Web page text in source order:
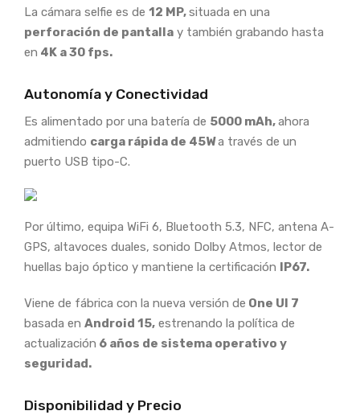
La cámara selfie es de 12 MP,situada en una
perforación de pantalla y también grabando hasta
en 4K a 30 fps.
Autonomía y Conectividad
Es alimentado por una batería de 5000 mAh,ahora
admitiendo carga rápida de 45Wa través de un
puerto USB tipo-C.
Por último, equipa WiFi 6, Bluetooth 5.3, NFC, antena A-
GPS, altavoces duales, sonido Dolby Atmos, lector de
huellas bajo óptico y mantiene la certificación IP67.
Viene de fábrica con la nueva versión de One UI 7
basada en Android 15, estrenando la política de
actualización 6 años de sistema operativo y
seguridad.
Disponibilidad y Precio